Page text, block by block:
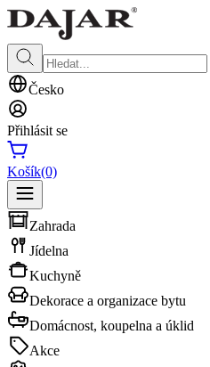
Česko
Přihlásit se
Košík(0)
Zahrada
Jídelna
Kuchyně
Dekorace a organizace bytu
Domácnost, koupelna a úklid
Akce